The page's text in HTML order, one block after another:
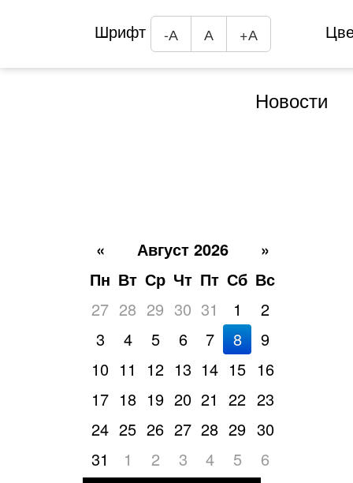
Шрифт -А А +А
Новости
« Август 2026
»
Пн Вт Ср Чт Пт Сб Вс
27 28 29 30 31 1
2
3
4 5 6 7 8
9
10 11 12 13 14 15 16
17 18 19 20 21 22 23
24 25 26 27 28 29 30
31
1 2 3 4 5
6